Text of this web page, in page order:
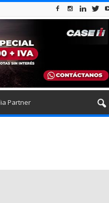
Partner